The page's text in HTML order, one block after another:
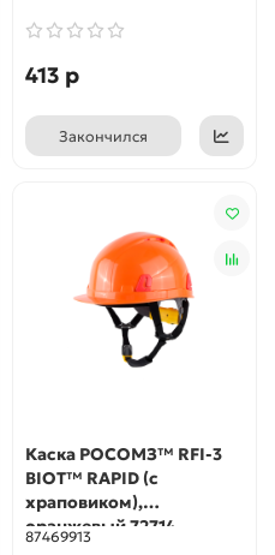
413 р
Закончился
Каска РОСОМЗ™ RFI-3
BIOT™ RAPID (с
храповиком),
оранжевый 72714
87469913